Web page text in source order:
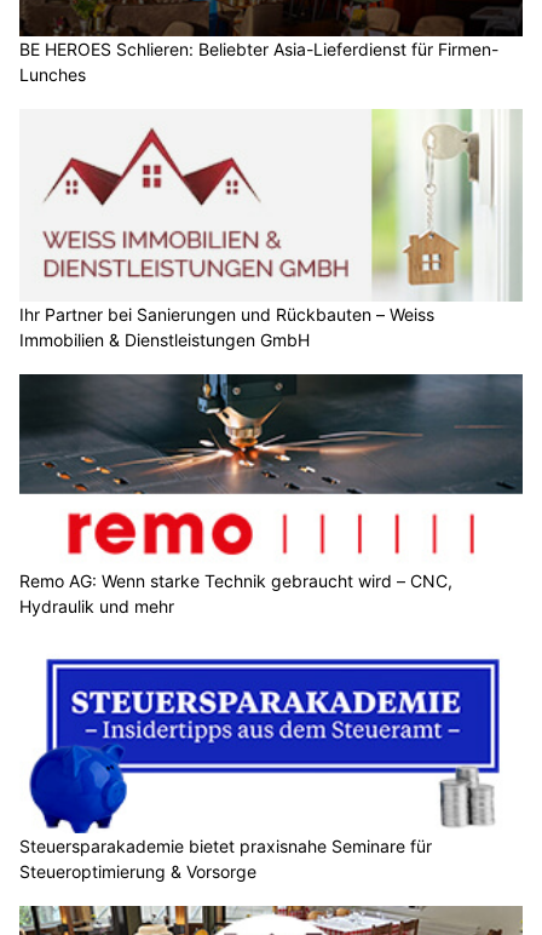
BE HEROES Schlieren: Beliebter Asia-Lieferdienst für Firmen-
Lunches
Ihr Partner bei Sanierungen und Rückbauten – Weiss
Immobilien & Dienstleistungen GmbH
Remo AG: Wenn starke Technik gebraucht wird – CNC,
Hydraulik und mehr
Steuersparakademie bietet praxisnahe Seminare für
Steueroptimierung & Vorsorge